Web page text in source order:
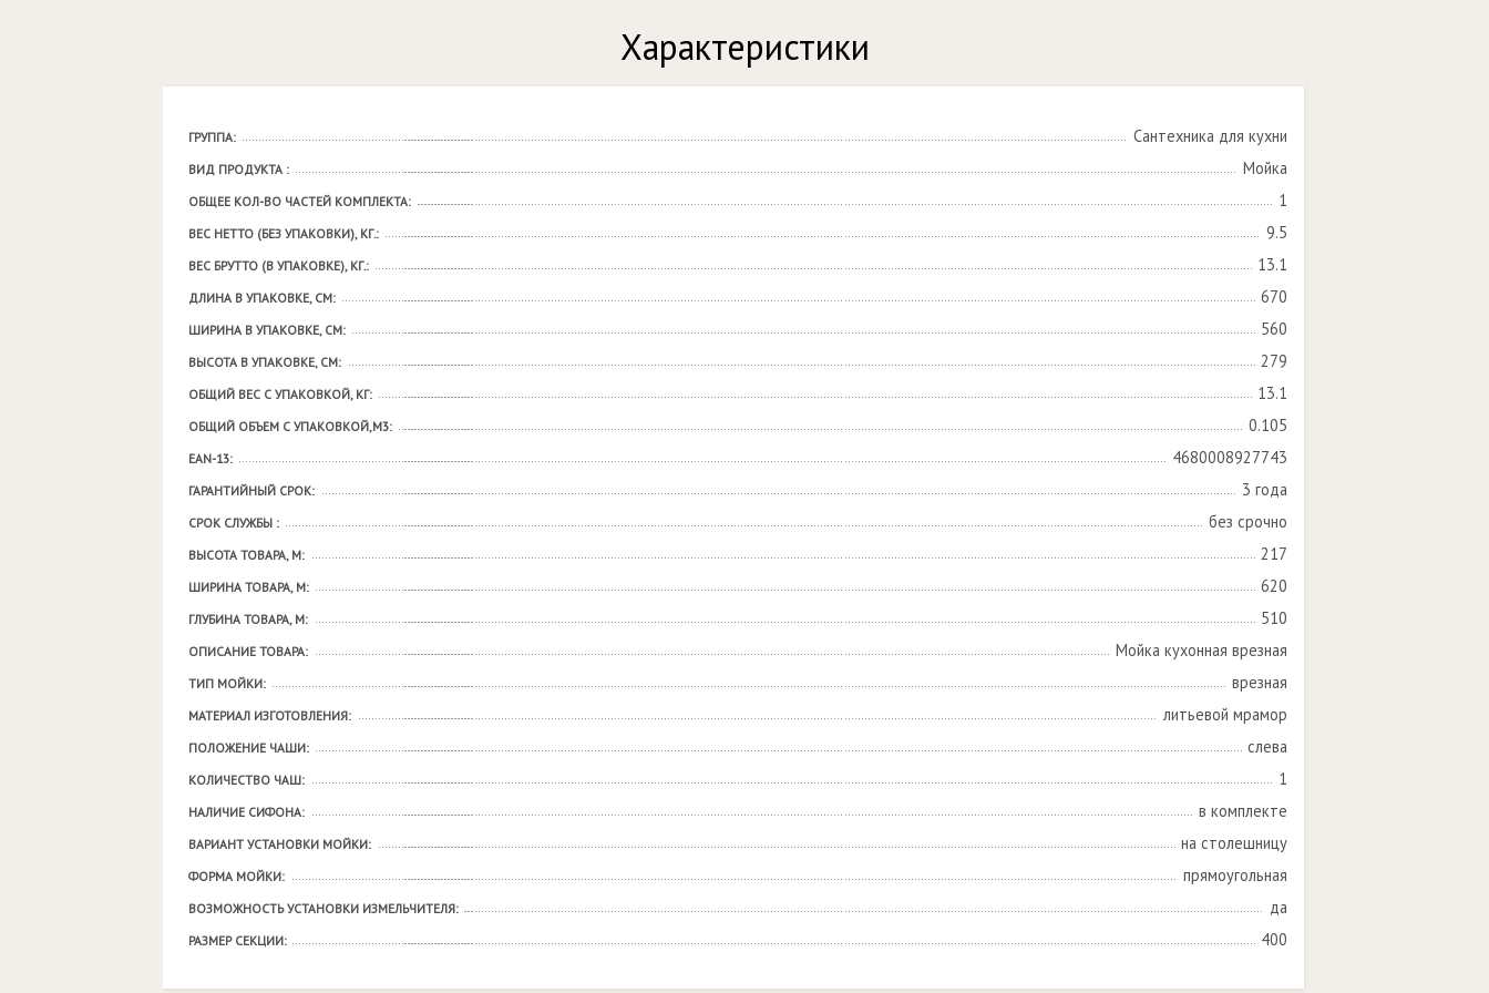
Характеристики
ГРУППА: Сантехника для кухни
ВИД ПРОДУКТА : Мойка
ОБЩЕЕ КОЛ-ВО ЧАСТЕЙ КОМПЛЕКТА: 1
ВЕС НЕТТО (БЕЗ УПАКОВКИ), КГ.: 9.5
ВЕС БРУТТО (В УПАКОВКЕ), КГ.: 13.1
ДЛИНА В УПАКОВКЕ, СМ: 670
ШИРИНА В УПАКОВКЕ, СМ: 560
ВЫСОТА В УПАКОВКЕ, СМ: 279
ОБЩИЙ ВЕС С УПАКОВКОЙ, КГ: 13.1
ОБЩИЙ ОБЪЕМ С УПАКОВКОЙ,М3: 0.105
EAN-13: 4680008927743
ГАРАНТИЙНЫЙ СРОК: 3 года
СРОК СЛУЖБЫ : без срочно
ВЫСОТА ТОВАРА, М: 217
ШИРИНА ТОВАРА, М: 620
ГЛУБИНА ТОВАРА, М: 510
ОПИСАНИЕ ТОВАРА: Мойка кухонная врезная
ТИП МОЙКИ: врезная
МАТЕРИАЛ ИЗГОТОВЛЕНИЯ: литьевой мрамор
ПОЛОЖЕНИЕ ЧАШИ: слева
КОЛИЧЕСТВО ЧАШ: 1
НАЛИЧИЕ СИФОНА: в комплекте
ВАРИАНТ УСТАНОВКИ МОЙКИ: на столешницу
ФОРМА МОЙКИ: прямоугольная
ВОЗМОЖНОСТЬ УСТАНОВКИ ИЗМЕЛЬЧИТЕЛЯ: да
РАЗМЕР СЕКЦИИ: 400